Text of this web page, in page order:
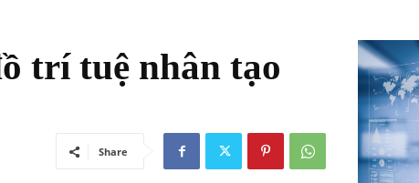
trí tuệ nhân tạo
Share